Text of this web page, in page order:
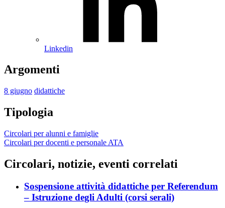
Linkedin
Argomenti
8 giugno didattiche
Tipologia
Circolari per alunni e famiglie
Circolari per docenti e personale ATA
Circolari, notizie, eventi correlati
Sospensione attività didattiche per Referendum
– Istruzione degli Adulti (corsi serali)